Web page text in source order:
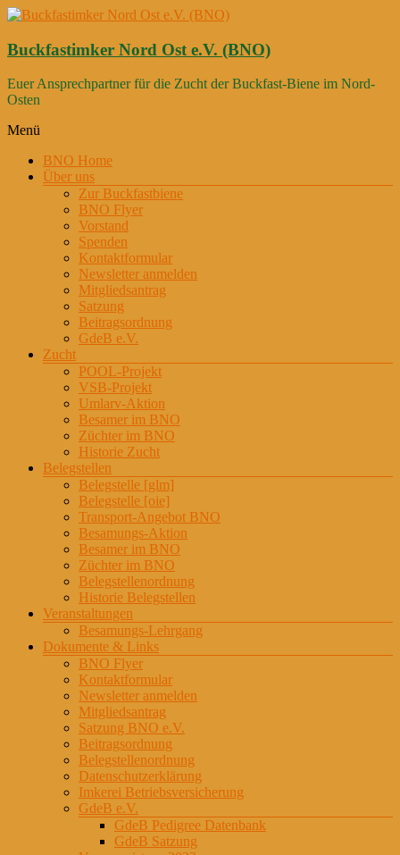
Zum
springen
Buckfastimker Nord Ost e.V. (BNO)
Euer Ansprechpartner für die Zucht der Buckfast-Biene im Nord-
Osten
Menü
BNO Home
Über uns
Zur Buckfastbiene
BNO Flyer
Vorstand
Spenden
Kontaktformular
Newsletter anmelden
Mitgliedsantrag
Satzung
Beitragsordnung
GdeB e.V.
Zucht
POOL-Projekt
VSB-Projekt
Umlarv-Aktion
Besamer im BNO
Züchter im BNO
Historie Zucht
Belegstellen
Belegstelle [glm]
Belegstelle [oie]
Transport-Angebot BNO
Besamungs-Aktion
Besamer im BNO
Züchter im BNO
Belegstellenordnung
Historie Belegstellen
Veranstaltungen
Besamungs-Lehrgang
Dokumente & Links
BNO Flyer
Kontaktformular
Newsletter anmelden
Mitgliedsantrag
Satzung BNO e.V.
Beitragsordnung
Belegstellenordnung
Datenschutzerklärung
Imkerei Betriebsversicherung
GdeB e.V.
GdeB Pedigree Datenbank
GdeB Satzung